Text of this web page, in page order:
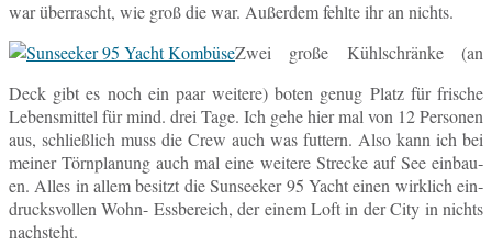
war über­rascht, wie groß die war. Au­ßer­dem fehlte ihr an nichts.
Zwei große Kühl­schrän­ke (an
Deck gibt es noch ein paar wei­te­re) boten genug Platz für fri­sche
Le­bens­mit­tel für mind. drei Tage. Ich gehe hier mal von 12 Per­so­nen
aus, schließ­lich muss die Crew auch was fut­tern. Also kann ich bei
meiner Törn­pla­nung auch mal eine wei­te­re Stre­cke auf See ein­bau­
en. Alles in allem be­sitzt die Sun­see­ker 95 Yacht einen wirk­lich ein­
drucks­vol­len Wohn- Ess­be­reich, der einem Loft in der City in nichts
nachsteht.